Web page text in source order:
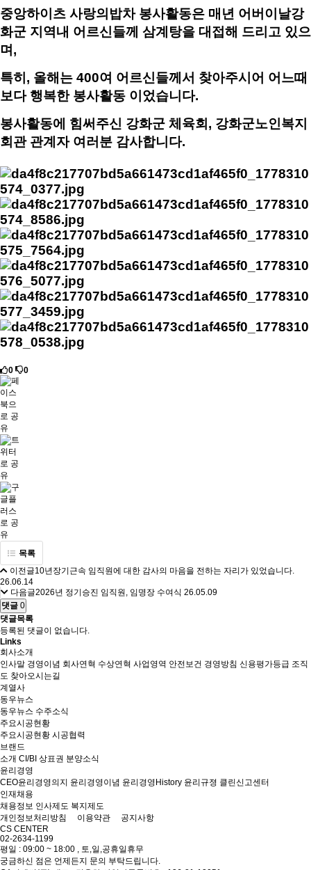
중앙하이츠 사랑의밥차 봉사활동은 매년 어버이날강
화군 지역내 어르신들께 삼계탕을 대접해 드리고 있으
며,
특히, 올해는 400여 어르신들께서 찾아주시어 어느때
보다 행복한 봉사활동 이었습니다.
봉사활동에 힘써주신 강화군 체육회, 강화군노인복지
회관 관계자 여러분 감사합니다.
0 0
목록
이전글10년장기근속 임직원에 대한 감사의 마음을 전하는 자리가 있었습니다.
26.06.14
다음글2026년 정기승진 임직원, 임명장 수여식 26.05.09
댓글 0
댓글목록
등록된 댓글이 없습니다.
Links
회사소개
인사말 경영이념 회사연혁 수상연혁 사업영역 안전보건 경영방침 신용평가등급 조직
도 찾아오시는길
계열사
동우뉴스
동우뉴스 수주소식
주요시공현황
주요시공현황 시공협력
브랜드
소개 CI/BI 상표권 분양소식
윤리경영
CEO윤리경영의지 윤리경영이념 윤리경영History 윤리규졍 클린신고센터
인재채용
채용정보 인사제도 복지제도
개인정보처리방침
이용약관
공지사항
CS CENTER
02-2634-1199
평일 : 09:00 ~ 18:00 , 토,일,공휴일휴무
궁금하신 점은 언제든지 문의 부탁드립니다.